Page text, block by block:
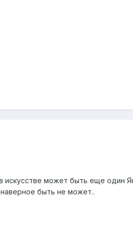
искусстве может быть еще один
быть не может..